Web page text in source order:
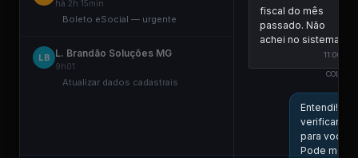
há 2h 15min
Boleto eSocial — urgente
LB L. Brandão Soluções MG
9h01
Atualizar dados cadastrais
fiscal do mês
passado. Não
achei no sistema.
11:00
Entendi! Vou
verificar
para você.
Pode me